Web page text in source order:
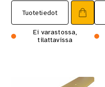
Tuotetiedot
Ei varastossa,
tilattavissa